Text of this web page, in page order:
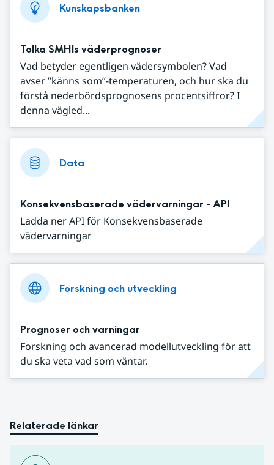
Kunskapsbanken
Tolka SMHIs väderprognoser
Vad betyder egentligen vädersymbolen? Vad
avser ”känns som”-temperaturen, och hur ska du
förstå nederbördsprognosens procentsiffror? I
denna vägled...
Data
Konsekvensbaserade vädervarningar - API
Ladda ner API för Konsekvensbaserade
vädervarningar
Forskning och utveckling
Prognoser och varningar
Forskning och avancerad modellutveckling för att
du ska veta vad som väntar.
Relaterade länkar